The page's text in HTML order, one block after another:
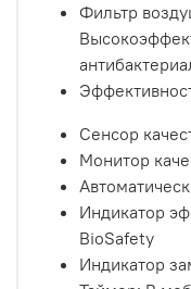
Фильтр
Сенсор
Монитор
Индикатор
BioSafety
Индикатор